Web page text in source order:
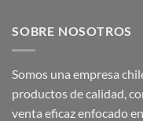
SOBRE NOSOTROS
Somos una empresa
productos de calidad,
venta eficaz enfocado